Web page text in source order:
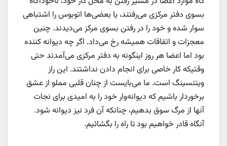
بسوی دفتر مرکزی می‌رفتند، یا بعضی‌ها اتوبوس را اشتباهی
سوار شده و خود را در رفتن بسوی مرکز می‌دیدند. چنین
معجزات و اتفاقات همیشه رخ می‌داد. اگر چه دیوانه کننده
بود اما اعضا هر روز اینگونه به دفتر مرکزی می‌آمدند حتی
وقتیکه کار خاصی برای انجام دادن نداشتند. این راز
ویتنسینگ است. ما می‌بایست از چنان قلبی مملو از عشق
برخوردار باشیم که دیوانه‌وار خود را به امیدی برای نجات
آنها از مرگ سوق بدهیم، چنانکه آن فرد نیز دیوانه شود.
آنگاه قادر خواهیم بود تا راه را بگشائیم.